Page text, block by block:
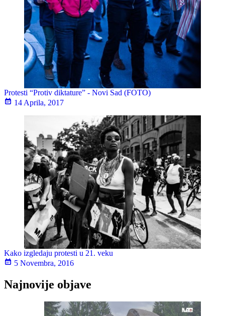
Protesti “Protiv diktature” - Novi Sad (FOTO)
14 Aprila, 2017
​Kako izgledaju protesti u 21. veku
5 Novembra, 2016
Najnovije objave